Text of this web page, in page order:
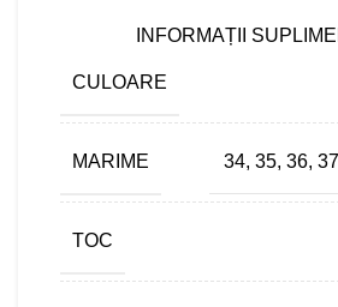
INFORMAȚII
CULOARE
MARIME 34, 35, 36, 37
TOC